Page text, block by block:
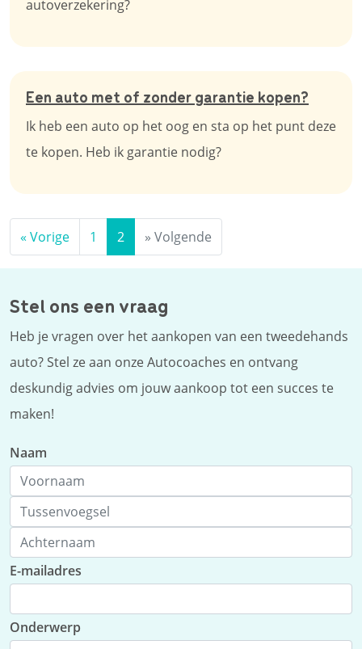
autoverzekering?
Een auto met of zonder garantie kopen?
Ik heb een auto op het oog en sta op het punt deze
te kopen. Heb ik garantie nodig?
« Vorige 1 2 » Volgende
Stel ons een vraag
Heb je vragen over het aankopen van een tweedehands
auto? Stel ze aan onze Autocoaches en ontvang
deskundig advies om jouw aankoop tot een succes te
maken!
Naam
E-mailadres
Onderwerp